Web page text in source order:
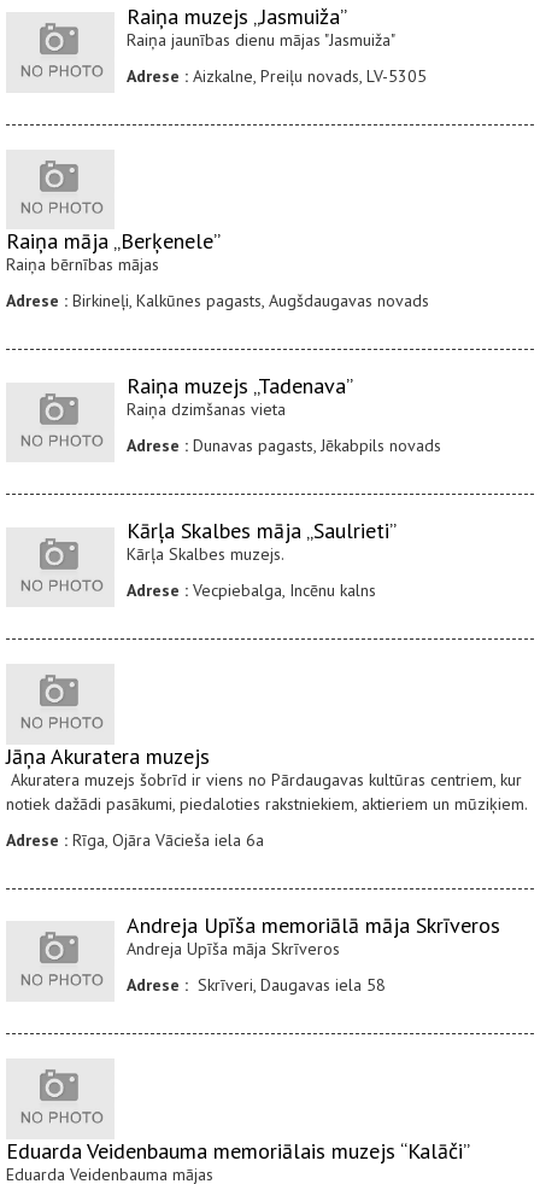
Raiņa muzejs „Jasmuiža”
Raiņa jaunības dienu mājas "Jasmuiža"
Adrese : Aizkalne, Preiļu novads, LV-5305
Raiņa māja „Berķenele”
Raiņa bērnības mājas
Adrese : Birkineļi, Kalkūnes pagasts, Augšdaugavas novads
Raiņa muzejs „Tadenava”
Raiņa dzimšanas vieta
Adrese : Dunavas pagasts, Jēkabpils novads
Kārļa Skalbes māja „Saulrieti”
Kārļa Skalbes muzejs.
Adrese : Vecpiebalga, Incēnu kalns
Jāņa Akuratera muzejs
Akuratera muzejs šobrīd ir viens no Pārdaugavas kultūras centriem, kur
notiek dažādi pasākumi, piedaloties rakstniekiem, aktieriem un mūziķiem.
Adrese : Rīga, Ojāra Vācieša iela 6a
Andreja Upīša memoriālā māja Skrīveros
Andreja Upīša māja Skrīveros
Adrese : Skrīveri, Daugavas iela 58
Eduarda Veidenbauma memoriālais muzejs “Kalāči”
Eduarda Veidenbauma mājas